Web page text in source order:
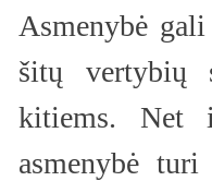
Asmenybė
šitų vertybių
kitiems. Net
asmenybė